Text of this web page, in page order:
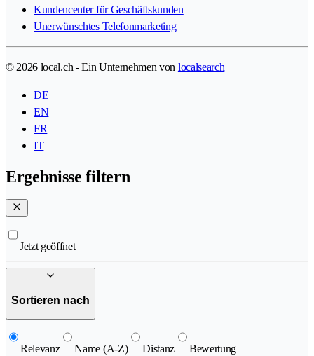
Kundencenter für Geschäftskunden
Unerwünschtes Telefonmarketing
© 2026 local.ch - Ein Unternehmen von localsearch
DE
EN
FR
IT
Ergebnisse filtern
Jetzt geöffnet
Sortieren nach
Relevanz Name (A-Z) Distanz Bewertung